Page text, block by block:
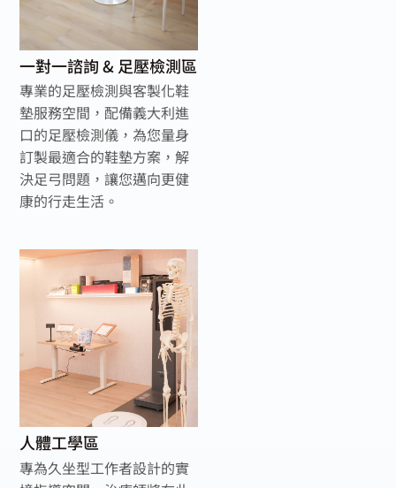
一對一諮詢 & 足壓檢測區
專業的足壓檢測與客製化鞋
墊服務空間，配備義大利進
口的足壓檢測儀，為您量身
訂製最適合的鞋墊方案，解
決足弓問題，讓您邁向更健
康的行走生活。
人體工學區
專為久坐型工作者設計的實